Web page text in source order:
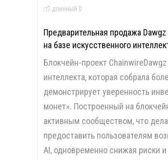
длинный 0
Предварительная продажа
на базе искусственного
Блокчейн-проект
интеллекта, которая собрала
демонстрирует уверенность
монет». Построенный на
активным сообществом, что
предоставить пользователям
AI, одновременно снижая риски